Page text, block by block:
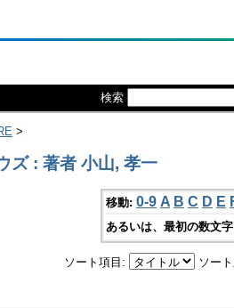
検索
>
ズ : 著者 小山, 孝一
移動: 0-9 A B C D E
あるいは、最初の数文
ソート項目: ソー